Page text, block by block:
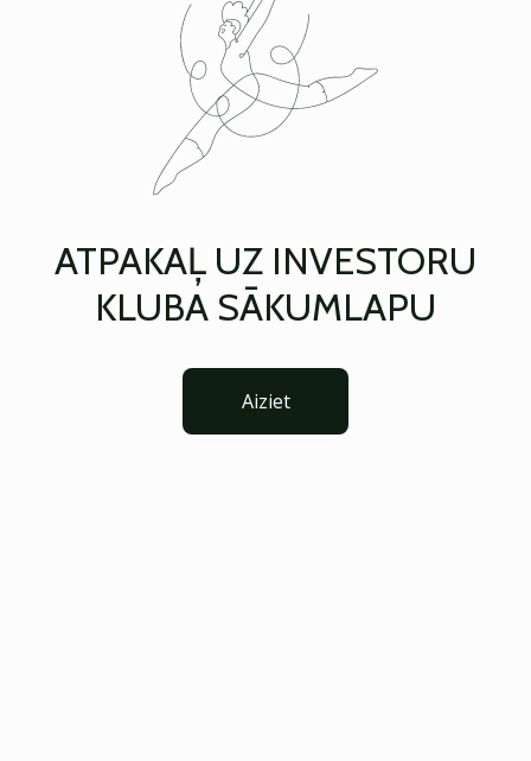
ATPAKAĻ UZ INVESTORU
KLUBA SĀKUMLAPU
Aiziet